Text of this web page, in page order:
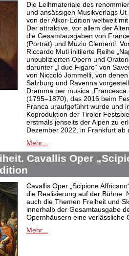
Die Leihmateriale des
und ansässigen Musikverlags
von der Alkor-Edition weltweit
Der attraktive, vor allem der
die Gesamtausgaben von
(Porträt) und Muzio Clementi.
Riccardo Muti initiierte Reihe
unpublizierten Opern und
darunter „I due Figaro“ von
von Niccoló Jommelli, von
Salzburg und Ravenna
Dramma per musica
(1795–1870), das 2016 beim
Franca uraufgeführt wurde und
Koproduktion der Tiroler
erstmals jenseits der Alpen zu
Dezember 2022, in Frankfurt ab
Mehr...
Cavallis Oper
Cavallis Oper „Scipione
die Realisierung auf der Bühne.
auch die Themen Freiheit und
innerhalb der Gesamtausgabe
Opernhäusern eine verlässliche
Mehr...